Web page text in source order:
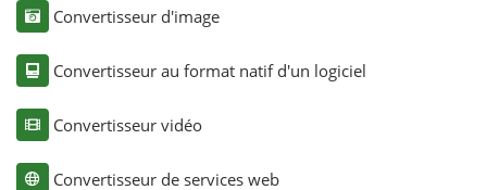
Convertisseur d'image
Convertisseur au format natif d'un logiciel
Convertisseur vidéo
Convertisseur de services web